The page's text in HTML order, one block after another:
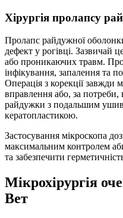
Хірургія пролапсу
Пролапс райдужної
дефект у рогівці. Зазвичай
або проникаючих травм.
інфікування, запалення та
Операція з корекції завжди
вправлення або, за
райдужки з подальшим
кератопластикою.
Застосування мікроскопа
максимальним контролем
та забезпечити
Мікрохірургія
Вет